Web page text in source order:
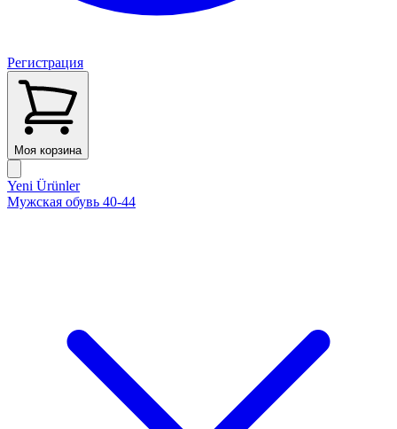
Регистрация
Моя корзина
Yeni Ürünler
Мужская обувь 40-44